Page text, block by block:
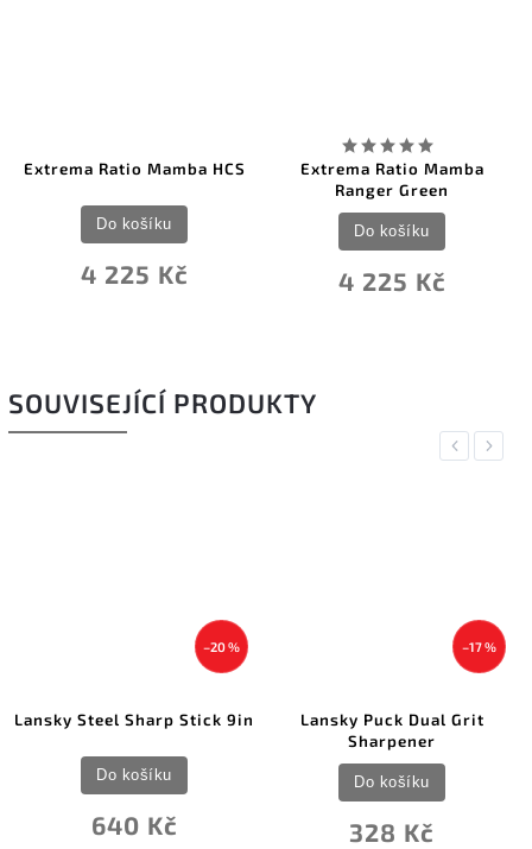
Extrema Ratio Mamba HCS
4 225 Kč
Do košíku
Extrema Ratio Mamba
Ranger Green
4 225 Kč
Do košíku
SOUVISEJÍCÍ PRODUKTY
Previous
–20 %
Lansky Steel Sharp Stick 9in
640 Kč
Do košíku
–17 %
Lansky Puck Dual Grit
Sharpener
328 Kč
Do košíku
Next